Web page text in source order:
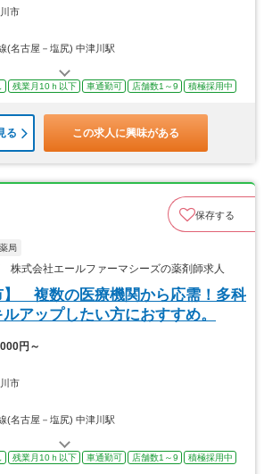
市
(名古屋－塩尻) 中津川駅
残業月10ｈ以下 車通勤可 店舗数1～9 積極採用中
る この求人に興味がある
保存する
局
式会社エールファーマシーズの薬剤師求人
】 複数の医療機関から応需！多科
アップしたい方におすすめ。
円～
市
(名古屋－塩尻) 中津川駅
残業月10ｈ以下 車通勤可 店舗数1～9 積極採用中